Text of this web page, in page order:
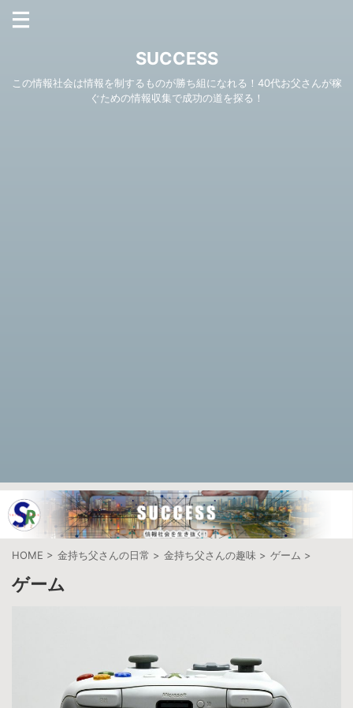
SUCCESS
この情報社会は情報を制するものが勝ち組になれる！40代お父さんが稼
ぐための情報収集で成功の道を探る！
HOME > 金持ち父さんの日常 > 金持ち父さんの趣味 > ゲーム >
ゲーム